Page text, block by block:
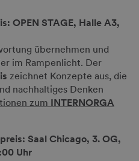
OPEN STAGE, Halle A3,
übernehmen und
im Rampenlicht. Der
zeichnet Konzepte aus, die
nachhaltiges Denken
zum INTERNORGA
Saal Chicago, 3. OG,
Uhr